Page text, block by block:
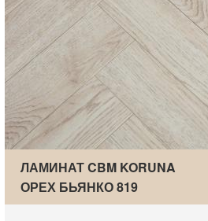
ЛАМИНАТ CBM KORUNA
ОРЕХ БЬЯНКО 819
ВЕНГЕРС…